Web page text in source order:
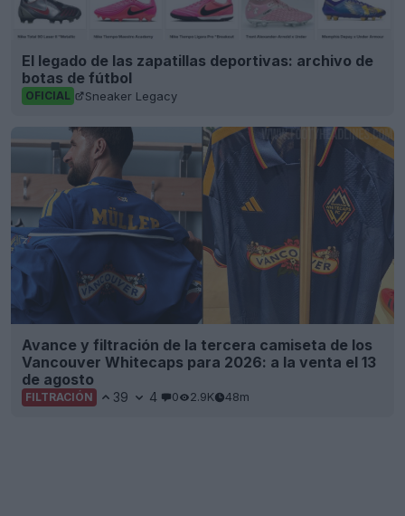
El legado de las zapatillas deportivas: archivo de
botas de fútbol
OFICIAL Sneaker Legacy
Avance y filtración de la tercera camiseta de los
Vancouver Whitecaps para 2026: a la venta el 13
de agosto
FILTRACIÓN 39 4 0 2.9K 48m